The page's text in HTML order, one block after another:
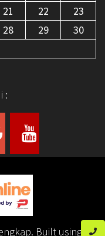
21 22
23
28 29
30
:
Built using